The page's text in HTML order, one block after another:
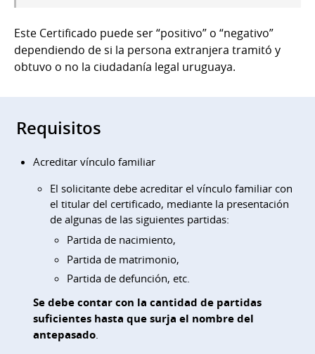
Este Certificado puede ser “positivo” o “negativo”
dependiendo de si la persona extranjera tramitó y
obtuvo o no la ciudadanía legal uruguaya.
Requisitos
Acreditar vínculo familiar
El solicitante debe acreditar el vínculo familiar con
el titular del certificado, mediante la presentación
de algunas de las siguientes partidas:
Partida de nacimiento,
Partida de matrimonio,
Partida de defunción, etc.
Se debe contar con la cantidad de partidas
suficientes hasta que surja el nombre del
antepasado.